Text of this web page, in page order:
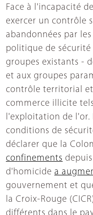
Face à l'incapacité
exercer un contrôle
abandonnées par
politique de sécurité
groupes existants -
et aux groupes
contrôle territorial
commerce illicite
l'exploitation de l'or.
conditions de
déclarer que la
confinements
d'homicide a
gouvernement et
la Croix-Rouge